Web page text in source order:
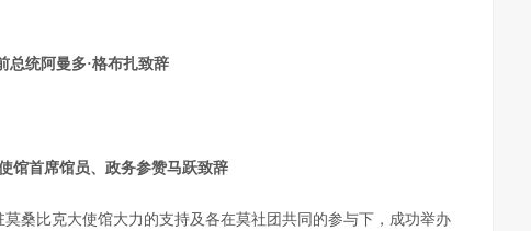
总统阿曼多·格布扎致辞
馆首席馆员、政务参赞马跃致辞
桑比克大使馆大力的支持及各在莫社团共同的参与下，成功举办